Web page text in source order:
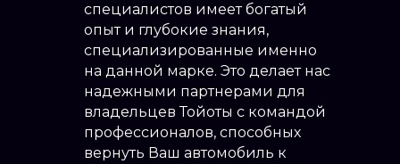
Покраска крышки
багажника
Покраска лонжерона
от 10000
Покраска пластика
салона
от 5000
Покраска порогов
автомобиля
от 8000
специалистов имеет богатый
опыт и глубокие знания,
специализированные именно
на данной марке. Это делает нас
надежными партнерами для
владельцев Тойоты с командой
профессионалов, способных
вернуть Ваш автомобиль к